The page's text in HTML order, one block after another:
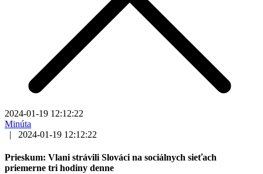
2024-01-19 12:12:22
Minúta
|
2024-01-19 12:12:22
Prieskum: Vlani strávili Slováci na sociálnych sieťach
priemerne tri hodiny denne